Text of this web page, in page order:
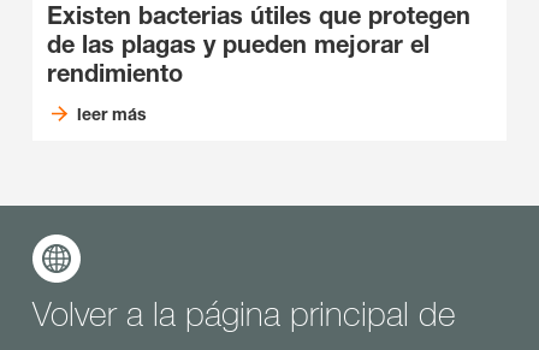
Existen bacterias útiles que protegen
de las plagas y pueden mejorar el
rendimiento
leer más
Volver a la página principal de